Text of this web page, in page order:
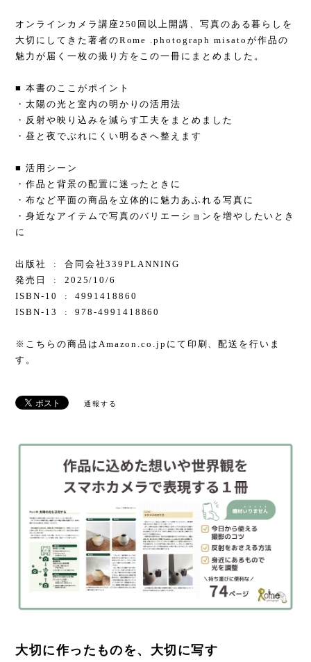
オンラインカメラ講座250回以上開講、写真のある暮らしを
大切にしてきた著者のRome .photograph misatoが作品の
魅力が届く一枚の撮り方をこの一冊にまとめました。
■ 本書のここがポイント
・太陽の光と室内の明かりの活用法
・反射や映り込みを減らす工夫をまとめました
・昼と夜でぶれにくい明るさへ整えます
■ 活用シーン
・作品と背景の配置に迷ったときに
・布など平面の商品を立体的に魅力あふれる写真に
・身近なアイテムで写真のバリエーションを増やしたいとき
に
出版社 ‏ : ‎ 合同会社339PLANNING
発売日 ‏ : ‎ 2025/10/6
ISBN-10 ‏ : ‎ 4991418860
ISBN-13 ‏ : ‎ 978-4991418860
※こちらの商品はAmazon.co.jpにて印刷、配送を行いま
す。
通報する
大切に作ったものを、大切に写す